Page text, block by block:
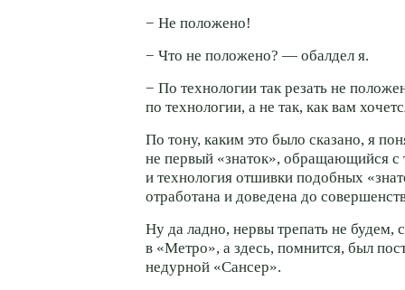
− Не положено!
− Что не положено? — обалдел я.
− По технологии так резать не
по технологии, а не так, как вам
По тону, каким это было сказано, я
не первый «знаток», обращающийся с
и технология отшивки подобных
отработана и доведена до
Ну да ладно, нервы трепать не будем,
в «Метро», а здесь, помнится, был
недурной «Сансер».